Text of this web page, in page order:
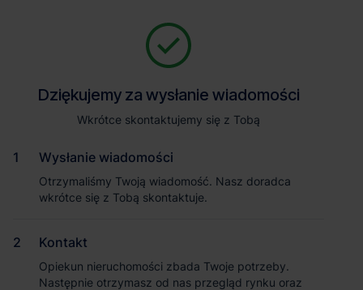
Dziękujemy za wysłanie wiadomości
Wkrótce skontaktujemy się z Tobą
Wysłanie wiadomości
Otrzymaliśmy Twoją wiadomość. Nasz doradca
wkrótce się z Tobą skontaktuje.
Kontakt
Opiekun nieruchomości zbada Twoje potrzeby.
Następnie otrzymasz od nas przegląd rynku oraz
Jesteśmy tu, żeby Ci pomóc. Niezależnie od tego, na jakim etapie
pomożemy Ci wybrać najlepszą ofertę. Napisz do nas!
Imię i nazwisko
Nazwa firmy
Dziękujemy za wysłanie wiadomości
Wkrótce skontaktujemy się z Tobą
Wysłanie wiadomości
Otrzymaliśmy Twoją wiadomość. Nasz doradca
wkrótce się z Tobą skontaktuje.
Kontakt
Opiekun nieruchomości zbada Twoje potrzeby.
Następnie otrzymasz od nas przegląd rynku oraz